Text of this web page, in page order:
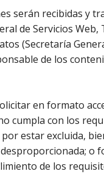
serán recibidas y
de Servicios
(Secretaría
de los
en formato
cumpla con los
estar excluida,
o
de los